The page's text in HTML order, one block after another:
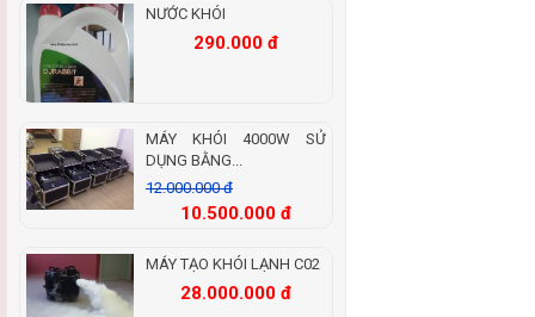
NƯỚC KHÓI
290.000 đ
MÁY KHÓI 4000W SỬ
DỤNG BẰNG...
12.000.000 đ
10.500.000 đ
MÁY TẠO KHÓI LẠNH C02
28.000.000 đ